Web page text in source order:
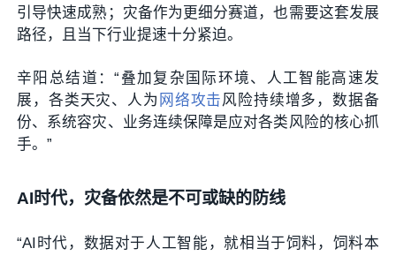
引导快速成熟；灾备作为更细分赛道，也需要这套发展
路径，且当下行业提速十分紧迫。
辛阳总结道：“叠加复杂国际环境、人工智能高速发
展，各类天灾、人为 网络攻击风险持续增多，数据备
份、系统容灾、业务连续保障是应对各类风险的核心抓
手。”
AI时代，灾备依然是不可或缺的防线
“AI时代，数据对于人工智能，就相当于饲料，饲料本